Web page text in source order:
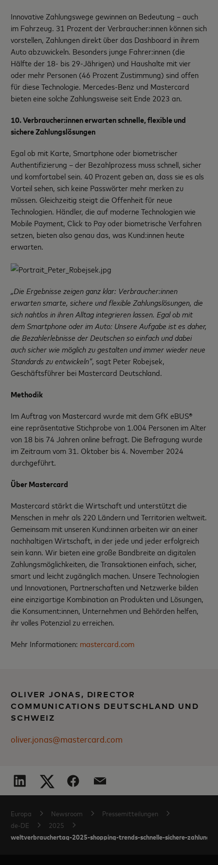
Innovative Zahlungswege gewinnen an Bedeutung – auch
im Fahrzeug. 31 Prozent der Verbraucher:innen können sich
vorstellen, Zahlungen direkt über das Dashboard in ihrem
Auto abzuwickeln. Besonders junge Fahrer:innen (die
Hälfte der 18- bis 29-Jährigen) und Haushalte mit vier
oder mehr Personen (46 Prozent Zustimmung) sind offen
für diese Technologie. Mercedes-Benz und Mastercard
bieten eine solche Zahlungsweise seit Ende 2023 an.
10. Verbraucher:innen erwarten schnelle, flexible und
sichere Zahlungslösungen
Egal ob mit Karte, Smartphone oder biometrischer
Authentifizierung – der Bezahlprozess muss schnell, sicher
und komfortabel sein. 40 Prozent geben an, dass sie es als
Vorteil sehen, sich keine Passwörter mehr merken zu
müssen. Gleichzeitig steigt die Offenheit für neue
Technologien. Händler, die auf moderne Technologien wie
Mobile Payment, Click to Pay oder biometrische Verfahren
setzen, bieten also genau das, was Kund:innen heute
erwarten.
„Die Ergebnisse zeigen ganz klar: Verbraucher:innen
erwarten smarte, sichere und flexible Zahlungslösungen, die
sich nahtlos in ihren Alltag integrieren lassen. Egal ob mit
dem Smartphone oder im Auto: Unsere Aufgabe ist es daher,
die Bezahlerlebnisse der Deutschen so einfach und dabei
auch sicher wie möglich zu gestalten und immer wieder neue
Standards zu entwickeln“, sagt Peter Robejsek,
Geschäftsführer bei Mastercard Deutschland.
Methodik
Im Auftrag von Mastercard wurde mit dem GfK eBUS®
eine repräsentative Stichprobe von 1.004 Personen im Alter
von 18 bis 74 Jahren online befragt. Die Befragung wurde
im Zeitraum vom 31. Oktober bis 4. November 2024
durchgeführt.
Über Mastercard
Mastercard stärkt die Wirtschaft und unterstützt die
Menschen in mehr als 220 Ländern und Territorien weltweit.
Gemeinsam mit unseren Kund:innen arbeiten wir an einer
nachhaltigen Wirtschaft, in der jede und jeder erfolgreich
sein kann. Wir bieten eine große Bandbreite an digitalen
Zahlungsmöglichkeiten, die Transaktionen einfach, sicher,
smart und leicht zugänglich machen. Unsere Technologien
und Innovationen, Partnerschaften und Netzwerke bilden
eine einzigartige Kombination an Produkten und Lösungen,
die Konsument:innen, Unternehmen und Behörden helfen,
ihr volles Potenzial zu erreichen.
Mehr Informationen: mastercard.com
OLIVER JONAS, DIRECTOR
COMMUNICATIONS DEUTSCHLAND UND
SCHWEIZ
oliver.jonas@mastercard.com
Europa Newsroom
Pressemitteilungen
de-DE
2025
weltverbrauchertag-2025-shopping-trends-schnelle-sichere-zahlungen